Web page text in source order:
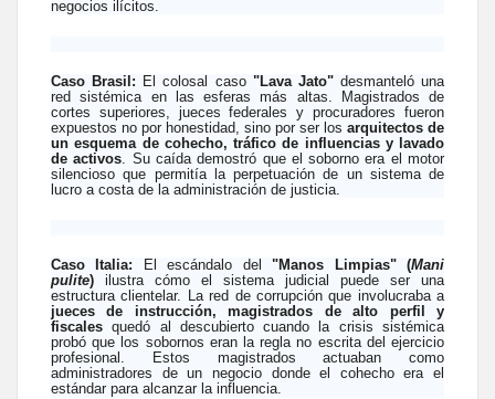
negocios ilícitos.
Caso Brasil: El colosal caso "Lava Jato"desmanteló una
red sistémica en las esferas más altas. Magistrados de
cortes superiores, jueces federales y procuradores fueron
expuestos no por honestidad, sino por ser los arquitectos de
un esquema de cohecho, tráfico de influencias y lavado
de activos. Su caída demostró que el soborno era el motor
silencioso que permitía la perpetuación de un sistema de
lucro a costa de la administración de justicia.
Caso Italia: El escándalo del"Manos Limpias" (Mani
pulite) ilustra cómo el sistema judicial puede ser una
estructura clientelar. La red de corrupción que involucraba a
jueces de instrucción, magistrados de alto perfil y
fiscales quedó al descubierto cuando la crisis sistémica
probó que los sobornos eran la regla no escrita del ejercicio
profesional. Estos magistrados actuaban como
administradores de un negocio donde el cohecho era el
estándar para alcanzar la influencia.